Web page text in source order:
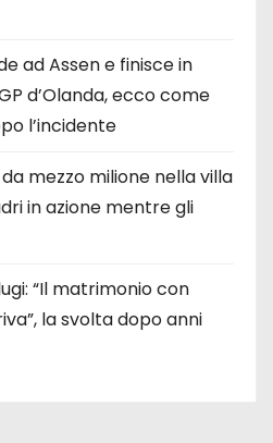
ad Assen e finisce in
d’Olanda, ecco come
l’incidente
mezzo milione nella villa
in azione mentre gli
“Il matrimonio con
la svolta dopo anni